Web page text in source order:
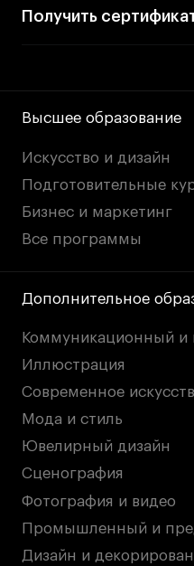
Получить
Высшее образование
Искусство и дизайн
Подготовительные
Бизнес и маркетинг
Все программы
Дополнительное
Коммуникационный и
Иллюстрация
Современное
Мода и стиль
Ювелирный дизайн
Сценография
Фотография и видео
Промышленный и
Дизайн и